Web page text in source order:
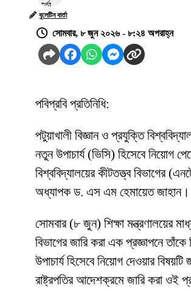
বুলেটিন বার্তা
সোমবার, ৮ জুন ২০২৬ - ৮:২৪ অপরাহ্ন
পবিপ্রবি প্রতিনিধি:
পটুয়াখালী বিজ্ঞান ও প্রযুক্তি
নতুন উপাচার্য (ভিসি) হিসেবে নিয়োগ
বিশ্ববিদ্যালয়ের কীটতত্ত্ব বিভাগের
অধ্যাপক ড. এস এম হেমায়েত জাহান।
সোমবার (৮ জুন) শিক্ষা মন্ত্রণালয়ের
বিভাগের জারি করা এক প্রজ্ঞাপনে তাঁকে
উপাচার্য হিসেবে নিয়োগ দেওয়ার
রাষ্ট্রপতির আদেশক্রমে জারি করা ওই